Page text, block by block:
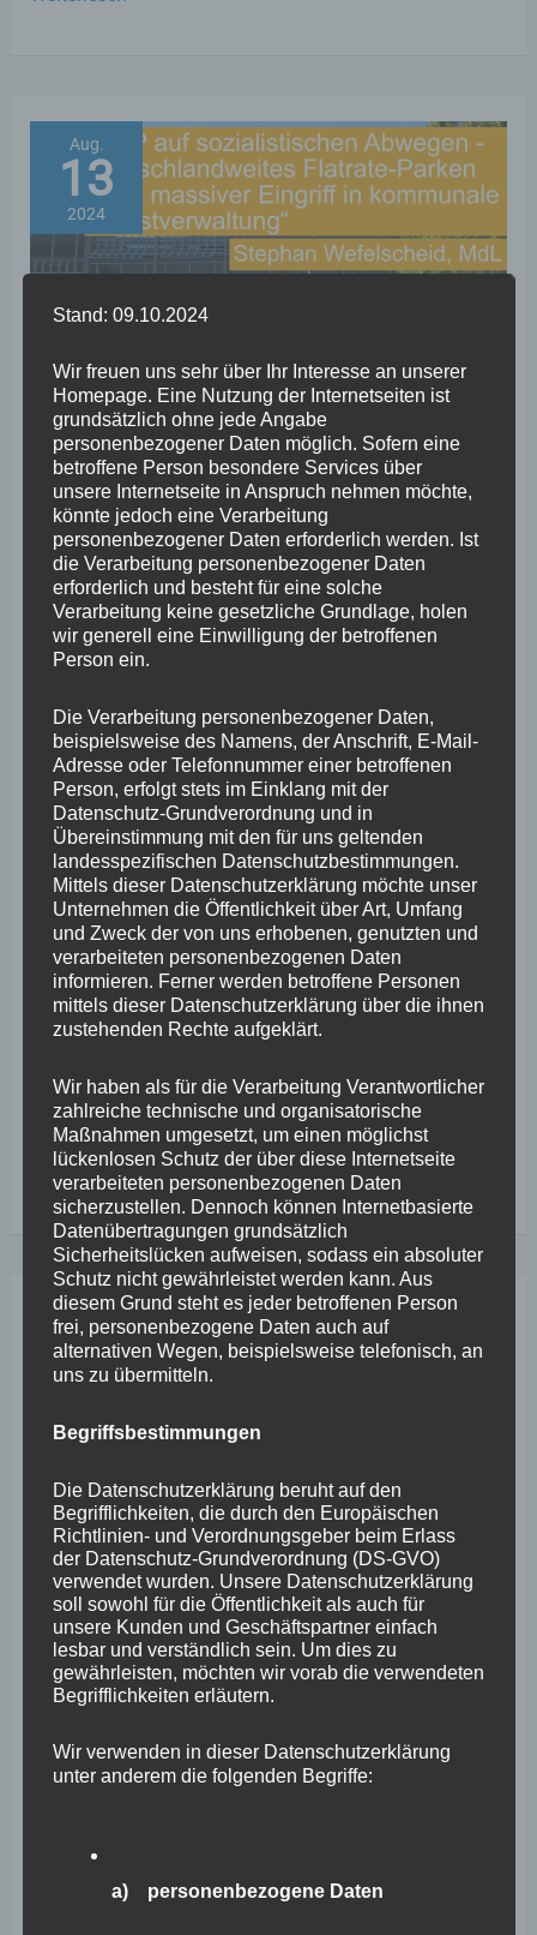
Weinbauflächen
Steillage
Aug.
13
2024
FDP auf sozialistischen
Stephan Wefelscheid
PRESSEMITTEILUNG 11.
August 2024 Wefelscheid: Deutschlandweites Flatrate-
Parken wäre massiver Eingriff in kommunale
Selbstverwaltung Koblenz. Wenn es nach der FDP ginge,
solle deutschlandweit kostenloses Parken bzw. Flatrate-
Parken eingeführt werden. Für diesen Vorschlag findet
der FREIE WÄHLER Landesvorsitzende Stephan
Wefelscheid, Landtagsabgeordneter und
Worte: „Viele Städte wissen nicht, wie sie die
FDP
auf
sozialistischen
Abwegen
Weiterlesen
Aug.
8
Krankenhausschließung für
unverantwortlich
Stand: 09.10.2024
Wir freuen uns sehr über Ihr Interesse an unserer
Homepage. Eine Nutzung der Internetseiten ist
grundsätzlich ohne jede Angabe
personenbezogener Daten möglich. Sofern eine
betroffene Person besondere Services über
unsere Internetseite in Anspruch nehmen möchte,
könnte jedoch eine Verarbeitung
personenbezogener Daten erforderlich werden. Ist
die Verarbeitung personenbezogener Daten
erforderlich und besteht für eine solche
Verarbeitung keine gesetzliche Grundlage, holen
wir generell eine Einwilligung der betroffenen
Person ein.
Die Verarbeitung personenbezogener Daten,
beispielsweise des Namens, der Anschrift, E-Mail-
Adresse oder Telefonnummer einer betroffenen
Person, erfolgt stets im Einklang mit der
Datenschutz-Grundverordnung und in
Übereinstimmung mit den für uns geltenden
landesspezifischen Datenschutzbestimmungen.
Mittels dieser Datenschutzerklärung möchte unser
Unternehmen die Öffentlichkeit über Art, Umfang
und Zweck der von uns erhobenen, genutzten und
verarbeiteten personenbezogenen Daten
informieren. Ferner werden betroffene Personen
mittels dieser Datenschutzerklärung über die ihnen
zustehenden Rechte aufgeklärt.
Wir haben als für die Verarbeitung Verantwortlicher
zahlreiche technische und organisatorische
Maßnahmen umgesetzt, um einen möglichst
lückenlosen Schutz der über diese Internetseite
verarbeiteten personenbezogenen Daten
sicherzustellen. Dennoch können Internetbasierte
Datenübertragungen grundsätzlich
Sicherheitslücken aufweisen, sodass ein absoluter
Schutz nicht gewährleistet werden kann. Aus
diesem Grund steht es jeder betroffenen Person
frei, personenbezogene Daten auch auf
alternativen Wegen, beispielsweise telefonisch, an
uns zu übermitteln.
Begriffsbestimmungen
Die Datenschutzerklärung beruht auf den
Begrifflichkeiten, die durch den Europäischen
Richtlinien- und Verordnungsgeber beim Erlass
der Datenschutz-Grundverordnung (DS-GVO)
verwendet wurden. Unsere Datenschutzerklärung
soll sowohl für die Öffentlichkeit als auch für
unsere Kunden und Geschäftspartner einfach
lesbar und verständlich sein. Um dies zu
gewährleisten, möchten wir vorab die verwendeten
Begrifflichkeiten erläutern.
Wir verwenden in dieser Datenschutzerklärung
unter anderem die folgenden Begriffe:
a) personenbezogene Daten